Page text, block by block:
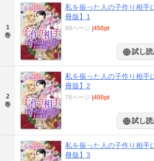
1
巻
私を振った人の子作り相手
冊版】1
89ページ |450pt
試し読
2
巻
私を振った人の子作り相手
冊版】2
76ページ |400pt
試し読
私を振った人の子作り相手
冊版】3